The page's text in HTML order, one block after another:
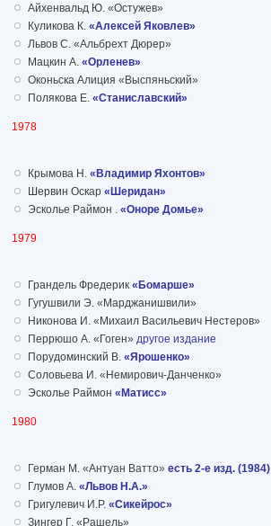
Айхенвальд Ю. «Остужев»
Куликова К. «Алексей Яковлев»
Львов С. «Альбрехт Дюрер»
Мацкин А. «Орленев»
Оконьска Алиция «Выспяньский»
Полякова Е. «Станиславский»
1978
Крымова Н. «Владимир Яхонтов»
Шервин Оскар «Шеридан»
Эсколье Раймон . «Оноре Домье»
1979
Грандель Фредерик «Бомарше»
Гугушвили Э. «Марджанишвили»
Никонова И. «Михаил Васильевич Нестеров»
Перрюшо А. «Гоген» другое издание
Порудоминский В. «Ярошенко»
Соловьева И. «Немирович-Данченко»
Эсколье Раймон «Матисс»
1980
Герман М. «Антуан Ватто» есть 2-е изд. (1984)
Глумов А. «Львов Н.А.»
Григулевич И.Р. «Сикейрос»
Зингер Г. «Рашель»